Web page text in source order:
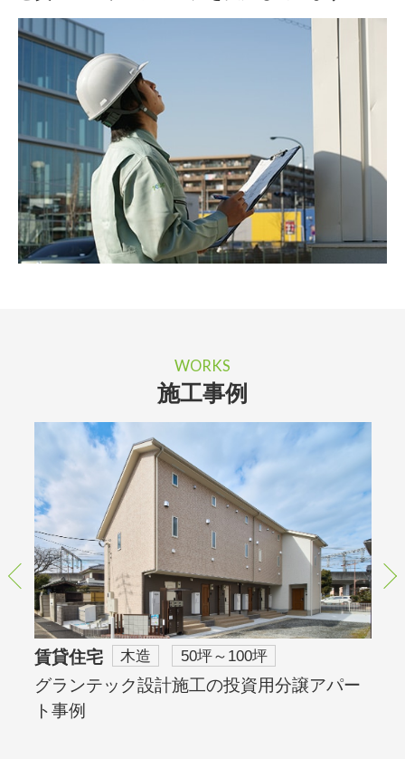
WORKS
施工事例
賃貸住宅 木造 50坪～100坪
グランテック設計施工の投資用分譲アパー
ト事例